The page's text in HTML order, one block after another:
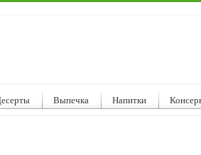
Выпечка Напитки